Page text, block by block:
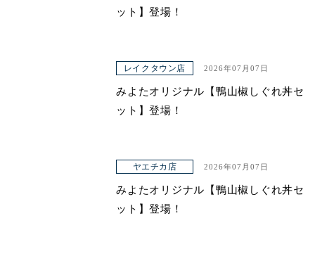
ット】登場！
レイクタウン店 2026年07月07日
みよたオリジナル【鴨山椒しぐれ丼セ
ット】登場！
ヤエチカ店 2026年07月07日
みよたオリジナル【鴨山椒しぐれ丼セ
ット】登場！